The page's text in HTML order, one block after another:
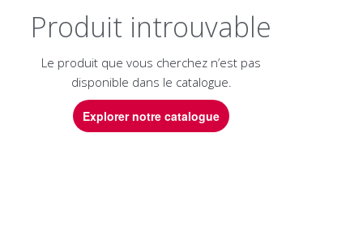
Produit introuvable
Le produit que vous cherchez n’est pas
disponible dans le catalogue.
Explorer notre catalogue